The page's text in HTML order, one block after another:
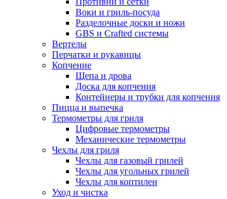
Воки и гриль-посуда
Разделочные доски и ножи
GBS и Crafted системы
Вертелы
Перчатки и рукавицы
Копчение
Щепа и дрова
Доска для копчения
Контейнеры и трубки для копчения
Пицца и выпечка
Термометры для гриля
Цифровые термометры
Механические термометры
Чехлы для гриля
Чехлы для газовый грилей
Чехлы для угольных грилей
Чехлы для коптилен
Уход и чистка